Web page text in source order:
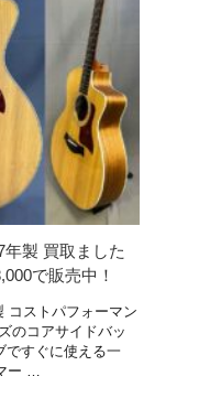
年製 買取ました
で販売中！
コストパフォーマン
のコアサイドバッ
ですぐに使える一
ー …